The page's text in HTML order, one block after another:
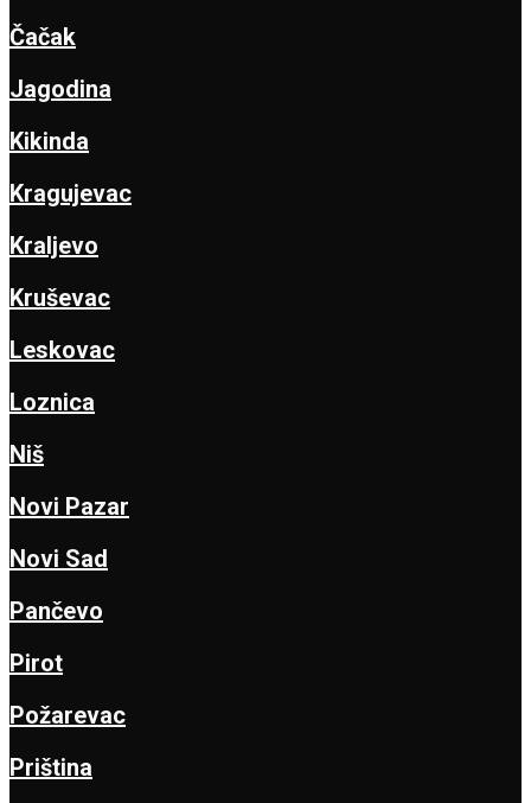
Čačak
Jagodina
Kikinda
Kragujevac
Kraljevo
Kruševac
Leskovac
Loznica
Niš
Novi Pazar
Novi Sad
Pančevo
Pirot
Požarevac
Priština